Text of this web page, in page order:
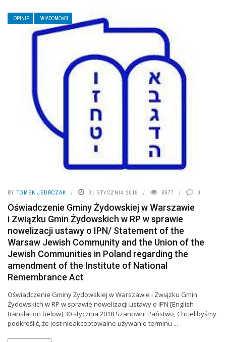
OPINIE WIADOMOŚCI
BY TOMEK JEDRCZAK 31 STYCZNIA 2018 8577 0
Oświadczenie Gminy Żydowskiej w Warszawie
i Związku Gmin Żydowskich w RP w sprawie
nowelizacji ustawy o IPN/ Statement of the
Warsaw Jewish Community and the Union of the
Jewish Communities in Poland regarding the
amendment of the Institute of National
Remembrance Act
Oświadczenie Gminy Żydowskiej w Warszawie i Związku Gmin
Żydowskich w RP w sprawie nowelizacji ustawy o IPN [English
translation below] 30 stycznia 2018 Szanowni Państwo, Chcielibyśmy
podkreślić, że jest nieakceptowalne używanie terminu ...